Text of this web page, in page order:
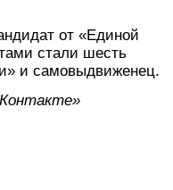
от «Единой
стали шесть
и самовыдвиженец.